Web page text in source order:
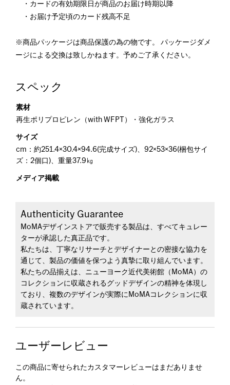
・カードの有効期限日が商品のお届け時期以降
・お届け予定頃のカード残高不足
※商品パッケージは商品保護の為の物です。 パッケージダメ
ージによる交換は致しかねます。予めご了承ください。
スペック
素材
再生ポリプロピレン（with WFPT）・強化ガラス
サイズ
cm：約251.4×30.4×94.6(完成サイズ)、92×53×36(梱包サイ
ズ：2個口)、重量37.9㎏
メディア掲載
Authenticity Guarantee
MoMAデザインストアで販売する製品は、すべてキュレー
ターが承認した真正品です。
私たちは、丁寧なリサーチとデザイナーとの密接な協力を
通じて、製品の価値を保つよう真摯に取り組んでいます。
私たちの品揃えは、ニューヨーク近代美術館（MoMA）の
コレクションに収蔵されるグッドデザインの精神を体現し
ており、複数のデザインが実際にMoMAコレクションに収
蔵されています。
ユーザーレビュー
この商品に寄せられたカスタマーレビューはまだありませ
ん。